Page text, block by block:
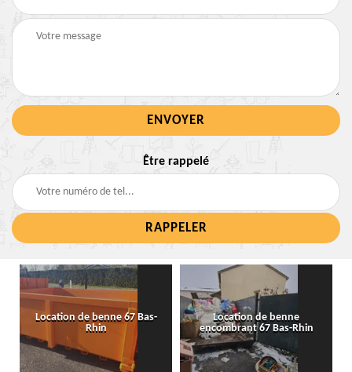
Être rappelé
Location de benne 67 Bas-
Rhin
Location de benne
encombrant 67 Bas-Rhin